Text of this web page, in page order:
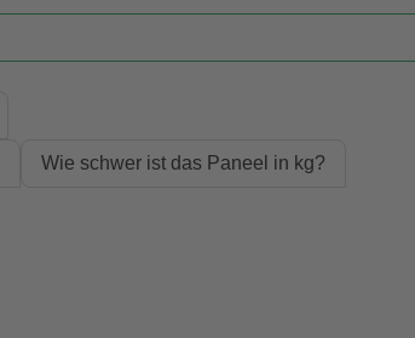
Wie schwer ist das Paneel in kg?